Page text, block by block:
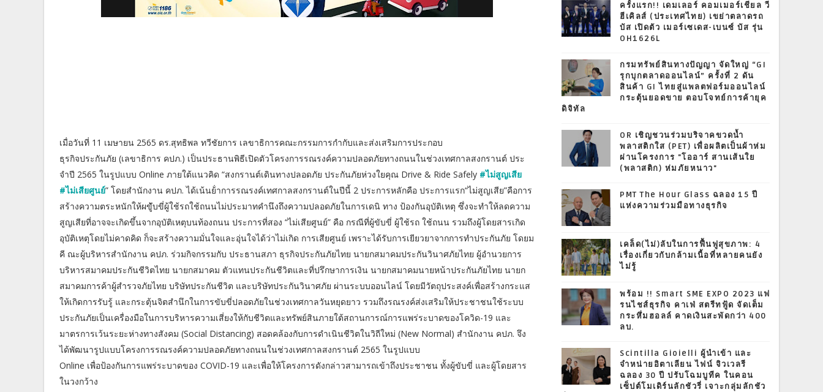
เมื่อวันที่ 11 เมษายน 2565 ดร.สุทธิพล ทวีชัยการ เลขาธิการคณะกรรมการกํากับและส่งเสริมการประกอบ
ธุรกิจประกันภัย (เลขาธิการ คปภ.) เป็นประธานพิธีเปิดตัวโครงการรณรงค์ความปลอดภัยทางถนนในช่วงเทศกาลสงกรานต์ ประ
จําปี 2565 ในรูปแบบ Online ภายใต้แนวคิด “สงกรานต์เดินทางปลอดภัย ประกันภัยห่วงใยคุณ Drive & Ride Safely #ไม่สูญเสีย
#ไม่เสียศูนย์” โดยสํานักงาน คปภ. ได้เน้นย้ําการรณรงค์เทศกาลสงกรานต์ในปีนี้ 2 ประการหลักคือ ประการแรก“ไม่สูญเสีย”คือการ
สร้างความตระหนักให้ผขู้ับขี่ผู้ใช้รถใช้ถนนไม่ประมาทคํานึงถึงความปลอดภัยในการเดนิ ทาง ป้องกันอุบัติเหตุ ซึ่งจะทําให้ลดความ
สูญเสียที่อาจจะเกิดขึ้นจากอุบัติเหตุบนท้องถนน ประการที่สอง “ไม่เสียศูนย์” คือ กรณีที่ผู้ขับขี่ ผู้ใช้รถ ใช้ถนน รวมถึงผู้โดยสารเกิด
อุบัติเหตุโดยไม่คาดคิด ก็จะสร้างความมั่นใจและอุ่นใจได้ว่าไม่เกิด การเสียศูนย์ เพราะได้รับการเยียวยาจากการทําประกันภัย โดยม
คี ณะผู้บริหารสํานักงาน คปภ. ร่วมกิจกรรมกับ ประธานสภา ธุรกิจประกันภัยไทย นายกสมาคมประกันวินาศภัยไทย ผู้อํานวยการ
บริหารสมาคมประกันชีวิตไทย นายกสมาคม ตัวแทนประกันชีวิตและที่ปรึกษาการเงิน นายกสมาคมนายหน้าประกันภัยไทย นายก
สมาคมการค้าผู้สํารวจภัยไทย บริษัทประกันชีวิต และบริษัทประกันวินาศภัย ผ่านระบบออนไลน์ โดยมีวัตถุประสงค์เพื่อสร้างกระแส
ให้เกิดการรับรู้ และกระตุ้นจิตสํานึกในการขับขี่ปลอดภัยในช่วงเทศกาลวันหยุดยาว รวมถึงรณรงค์ส่งเสริมให้ประชาชนใช้ระบบ
ประกันภัยเป็นเครื่องมือในการบริหารความเสี่ยงให้กับชีวิตและทรัพย์สินภายใต้สถานการณ์การแพร่ระบาดของโควิด-19 และ
มาตรการเว้นระยะห่างทางสังคม (Social Distancing) สอดคล้องกับการดําเนินชีวิตในวิถีใหม่ (New Normal) สํานักงาน คปภ. จึง
ได้พัฒนารูปแบบโครงการรณรงค์ความปลอดภัยทางถนนในช่วงเทศกาลสงกรานต์ 2565 ในรูปแบบ
Online เพื่อป้องกันการแพร่ระบาดของ COVID-19 และเพื่อให้โครงการดังกล่าวสามารถเข้าถึงประชาชน ทั้งผู้ขับขี่ และผู้โดยสาร
ในวงกว้าง
ครั้งแรก!! เดมเลอร์ คอมเมอร์เชียล วี
ฮีเคิลส์ (ประเทศไทย) เขย่าตลาดรถ
บัส เปิดตัว เมอร์เซเดส-เบนซ์ บัส รุ่น
OH1626L
กรมทรัพย์สินทางปัญญา จัดใหญ่ “GI
รุกบุกตลาดออนไลน์” ครั้งที่ 2 ดัน
สินค้า GI ไทยสู่แพลตฟอร์มออนไลน์
กระตุ้นยอดขาย ตอบโจทย์การค้ายุค
ดิจิทัล
OR เชิญชวนร่วมบริจาคขวดน้ำ
พลาสติกใส (PET) เพื่อผลิตเป็นผ้าห่ม
ผ่านโครงการ "โออาร์ สานเส้นใย
(พลาสติก) ห่มภัยหนาว"
PMT The Hour Glass ฉลอง 15 ปี
แห่งความร่วมมือทางธุรกิจ
เคล็ด(ไม่)ลับในการฟื้นฟูสุขภาพ: 4
เรื่องเกี่ยวกับกล้ามเนื้อที่หลายคนยัง
ไม่รู้
พร้อม !! Smart SME EXPO 2023 แฟ
รนไชส์ธุรกิจ คาเฟ่ สตรีทฟู้ด จัดเต็ม
กระหึ่มฮอลล์ คาดเงินสะพัดกว่า 400
ลบ.
Scintilla Gioielli ผู้นำเข้า และ
จำหน่ายอิตาเลียน ไฟน์ จิวเวลรี
ฉลอง 30 ปี ปรับโฉมบูทีค ในคอน
เซ็ปต์โมเดิร์นลักชัวรี่ เจาะกลุ่มลักชัว